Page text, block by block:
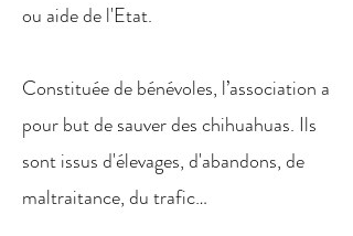
ou aide de l'Etat.
Constituée de bénévoles, l’association a
pour but de sauver des chihuahuas. Ils
sont issus d'élevages, d'abandons, de
maltraitance, du trafic…